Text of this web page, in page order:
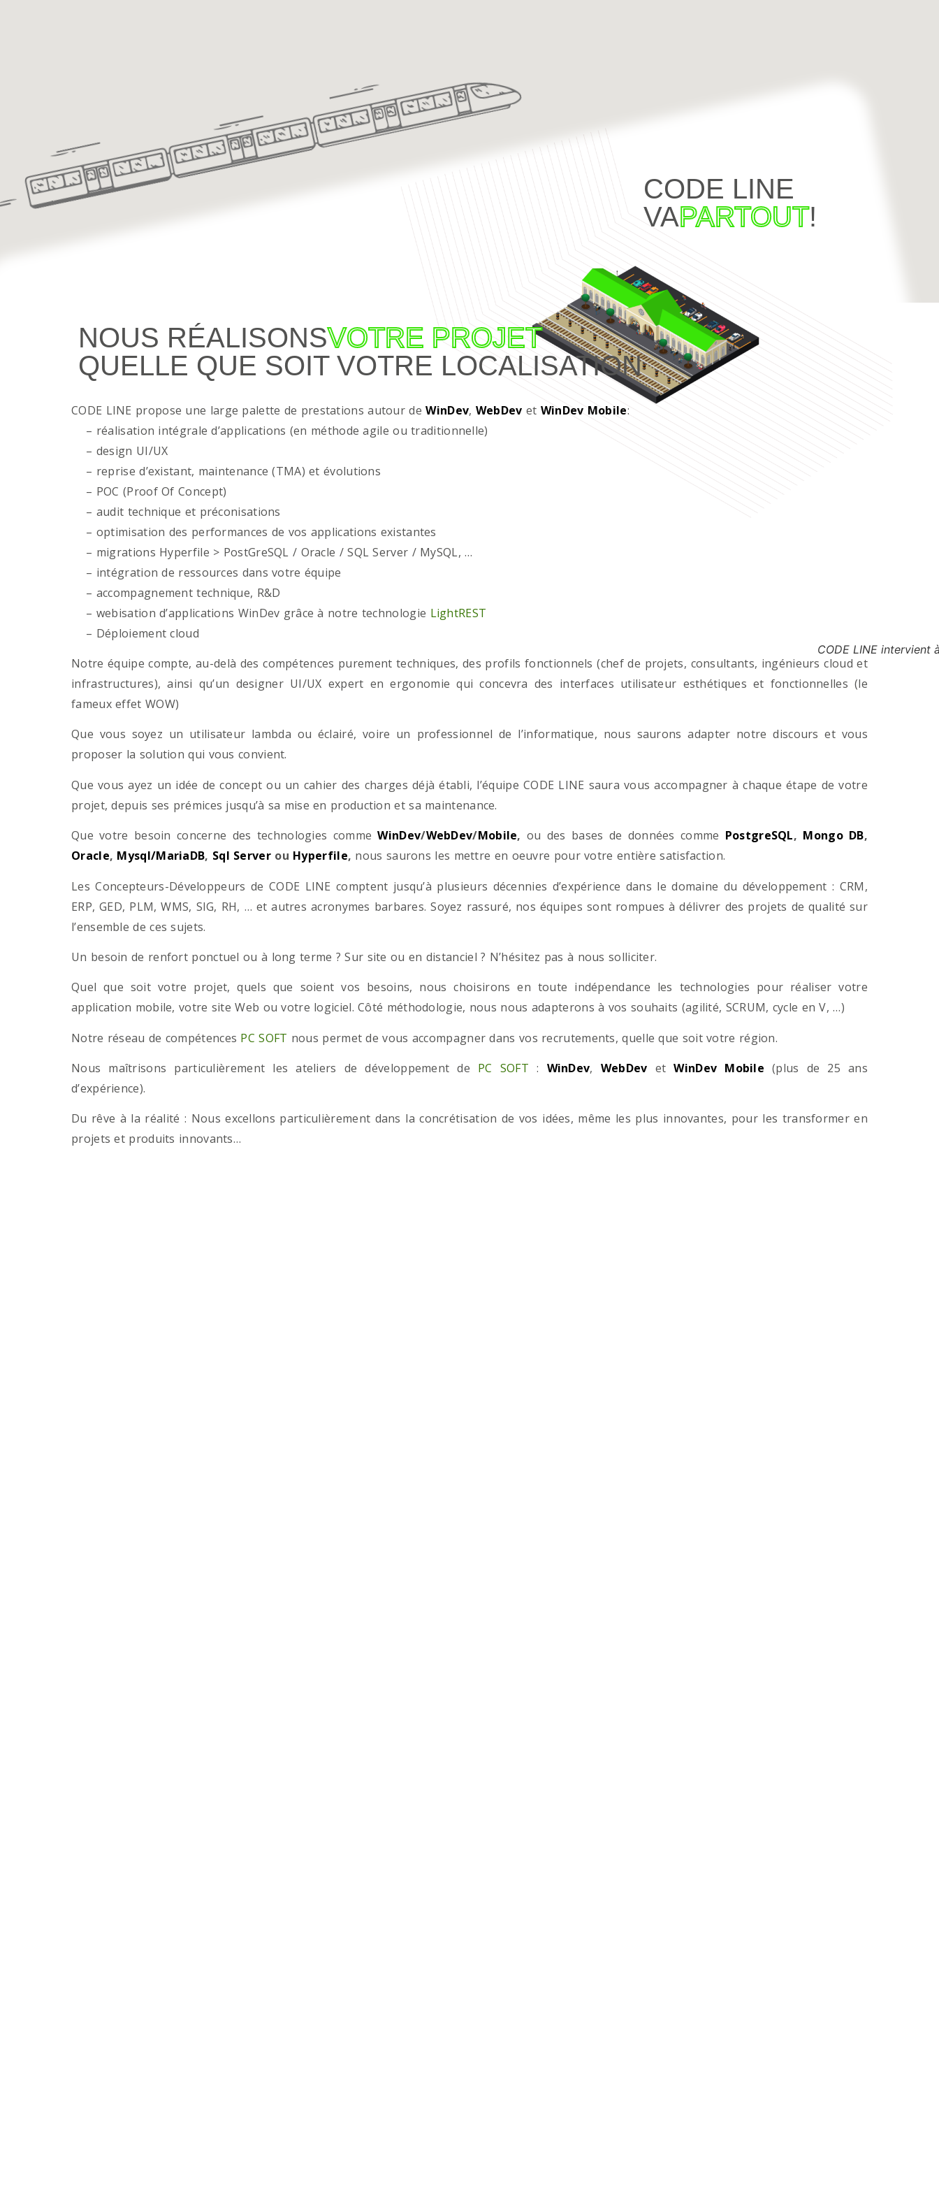
CODE LINE
VAPARTOUT!
NOUS RÉALISONSVOTRE PROJET
QUELLE QUE SOIT VOTRE LOCALISATION
CODE LINE propose une large palette de prestations autour deWinDev, WebDev et WinDev Mobile:
– réalisation intégrale d’applications (en méthode agile ou traditionnelle)
– design UI/UX
– reprise d’existant, maintenance (TMA) et évolutions
– POC (Proof Of Concept)
– audit technique et préconisations
– optimisation des performances de vos applications existantes
– migrations Hyperfile > PostGreSQL / Oracle / SQL Server / MySQL, …
– intégration de ressources dans votre équipe
– accompagnement technique, R&D
– webisation d’applications WinDev grâce à notre technologie LightREST
– Déploiement cloud
Notre équipe compte, au-delà des compétences purement techniques, des profils fonctionnels (chef de projets, consultants, ingénieurs cloud et
infrastructures), ainsi qu’un designer UI/UX expert en ergonomie qui concevra des interfaces utilisateur esthétiques et fonctionnelles (le
fameux effet WOW)
Que vous soyez un utilisateur lambda ou éclairé, voire un professionnel de l’informatique, nous saurons adapter notre discours et vous
proposer la solution qui vous convient.
Que vous ayez un idée de concept ou un cahier des charges déjà établi, l’équipe CODE LINE saura vous accompagner à chaque étape de votre
projet, depuis ses prémices jusqu’à sa mise en production et sa maintenance.
Que votre besoin concerne des technologies commeWinDev/WebDev/Mobile, ou des bases de données comme PostgreSQL, Mongo DB,
Oracle, Mysql/MariaDB, Sql Serverou Hyperfile, nous saurons les mettre en oeuvre pour votre entière satisfaction.
Les Concepteurs-Développeurs de CODE LINE comptent jusqu’à plusieurs décennies d’expérience dans le domaine du développement : CRM,
ERP, GED, PLM, WMS, SIG, RH, … et autres acronymes barbares. Soyez rassuré, nos équipes sont rompues à délivrer des projets de qualité sur
l’ensemble de ces sujets.
Un besoin de renfort ponctuel ou à long terme ? Sur site ou en distanciel ? N’hésitez pas à nous solliciter.
Quel que soit votre projet, quels que soient vos besoins, nous choisirons en toute indépendance les technologies pour réaliser votre
application mobile, votre site Web ou votre logiciel. Côté méthodologie, nous nous adapterons à vos souhaits (agilité, SCRUM, cycle en V, …)
Notre réseau de compétences PC SOFT nous permet de vous accompagner dans vos recrutements, quelle que soit votre région.
Nous maîtrisons particulièrement les ateliers de développement de PC SOFT : WinDev, WebDev et WinDev Mobile (plus de 25 ans
d’expérience).
Du rêve à la réalité : Nous excellons particulièrement dans la concrétisation de vos idées, même les plus innovantes, pour les transformer en
projets et produits innovants…
CODE LINE intervient